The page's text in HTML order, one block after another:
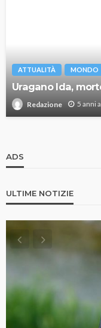
ATTUALITÀ MONDO
Uragano Ida,
Redazione 5 anni
ADS
ULTIME NOTIZIE